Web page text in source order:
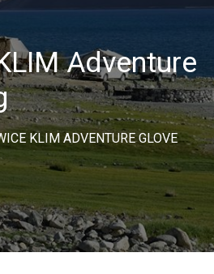
Adventure
KLIM ADVENTURE GLOVE